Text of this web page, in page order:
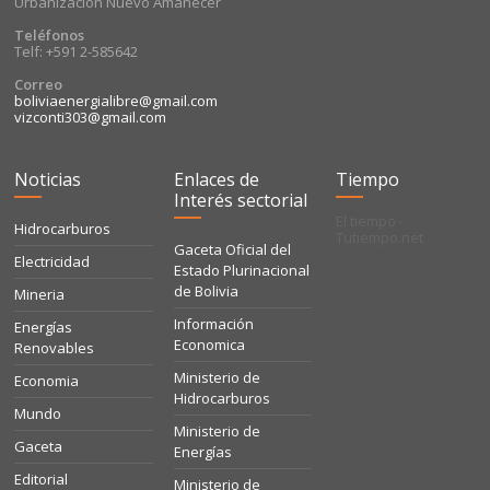
Teléfonos
Telf: +591 2-585642
Correo
boliviaenergialibre@gmail.com
vizconti303@gmail.com
Noticias
Hidrocarburos
Electricidad
Mineria
Energías
Renovables
Economia
Mundo
Gaceta
Editorial
Enlaces de
Interés sectorial
Gaceta Oficial del
Estado Plurinacional
de Bolivia
Información
Economica
Ministerio de
Hidrocarburos
Ministerio de
Energías
Ministerio de
Tiempo